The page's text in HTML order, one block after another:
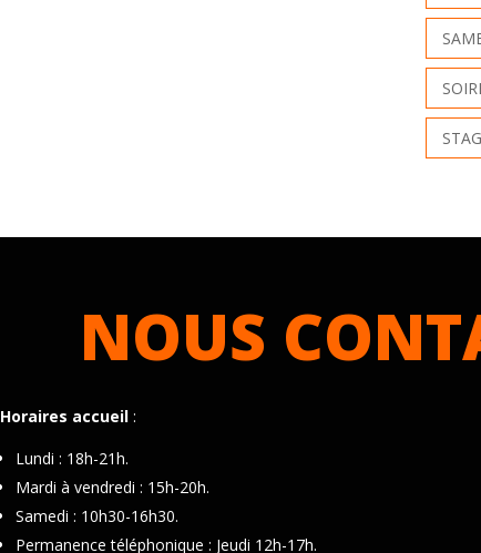
NOUS
Horaires accueil :
Lundi : 18h-21h.
Mardi à vendredi : 15h-20h.
Samedi : 10h30-16h30.
Permanence téléphonique : Jeudi 12h-17h.